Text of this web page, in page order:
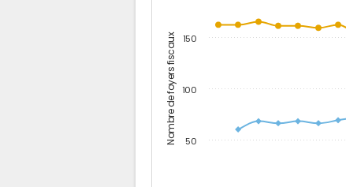
Nombre de foyers fiscaux 50
100
150